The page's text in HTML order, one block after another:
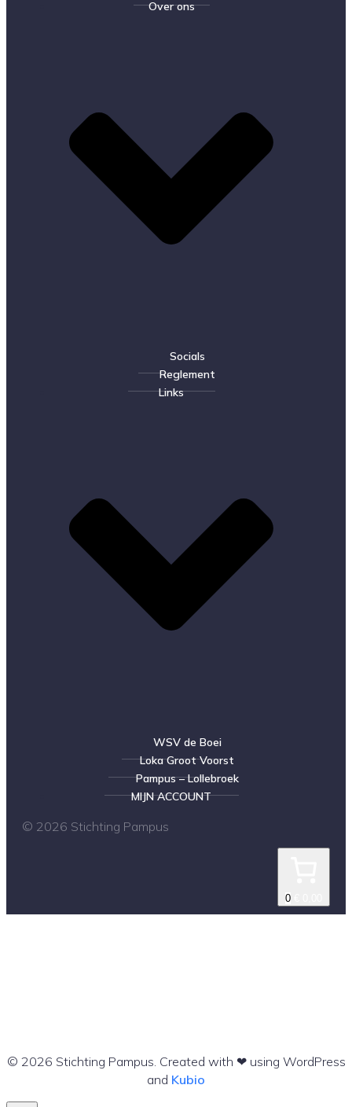
Over ons
Socials
Reglement
Links
WSV de Boei
Loka Groot Voorst
Pampus – Lollebroek
MIJN ACCOUNT
© 2026 Stichting Pampus
0
© 2026 Stichting Pampus. Created with ❤ using WordPress
and Kubio